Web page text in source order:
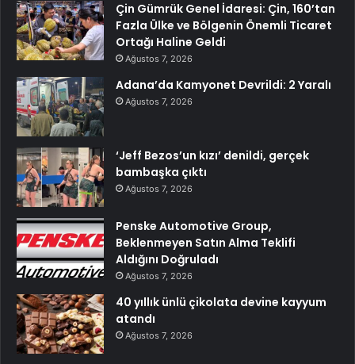
Çin Gümrük Genel İdaresi: Çin, 160’tan
Fazla Ülke ve Bölgenin Önemli Ticaret
Ortağı Haline Geldi
Ağustos 7, 2026
Adana’da Kamyonet Devrildi: 2 Yaralı
Ağustos 7, 2026
‘Jeff Bezos’un kızı’ denildi, gerçek
bambaşka çıktı
Ağustos 7, 2026
Penske Automotive Group,
Beklenmeyen Satın Alma Teklifi
Aldığını Doğruladı
Ağustos 7, 2026
40 yıllık ünlü çikolata devine kayyum
atandı
Ağustos 7, 2026